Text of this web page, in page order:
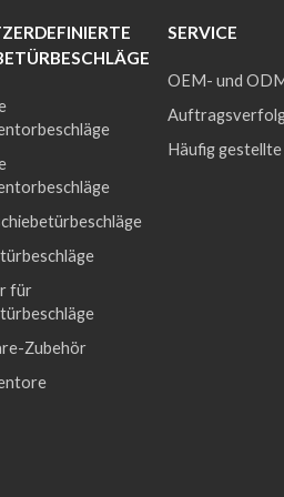
für
Zubehör
SERVICE
OEM- und
Häufig